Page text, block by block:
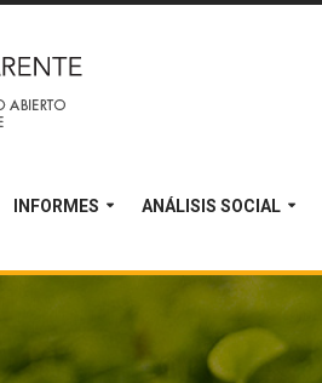
INFORMES ANÁLISIS SOCIAL